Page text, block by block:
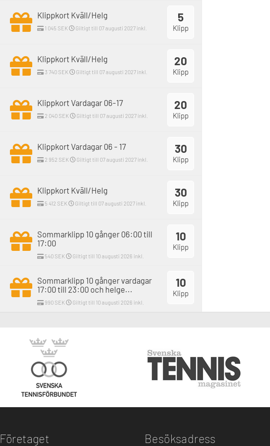
5
Klipp
Klippkort Kväll/Helg
1 045 SEK Giltigt till 07 augusti 2027 inkl.
20
Klipp
Klippkort Kväll/Helg
3 740 SEK Giltigt till 07 augusti 2027 inkl.
20
Klipp
Klippkort Vardagar 06-17
2 040 SEK Giltigt till 07 augusti 2027 inkl.
30
Klipp
Klippkort Vardagar 06 - 17
2 952 SEK Giltigt till 07 augusti 2027 inkl.
30
Klipp
Klippkort Kväll/Helg
5 412 SEK Giltigt till 07 augusti 2027 inkl.
10
Klipp
Sommarklipp 10 gånger 06:00 till
17:00
540 SEK Giltigt till 10 augusti 2026 inkl.
10
Klipp
Sommarklipp 10 gånger vardagar
17:00 till 23:00 och helge...
990 SEK Giltigt till 10 augusti 2026 inkl.
Företaget Besöksadress